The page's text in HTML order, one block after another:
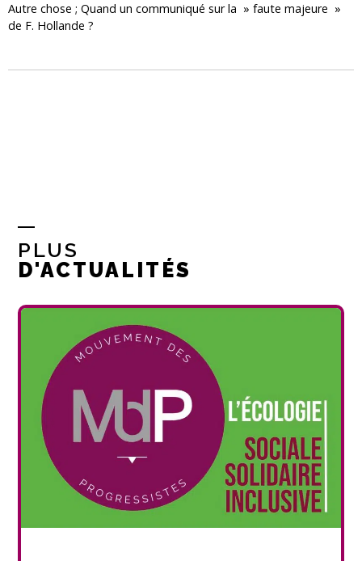
Autre chose ; Quand un communiqué sur la » faute majeure »
de F. Hollande ?
PLUS
D'ACTUALITÉS